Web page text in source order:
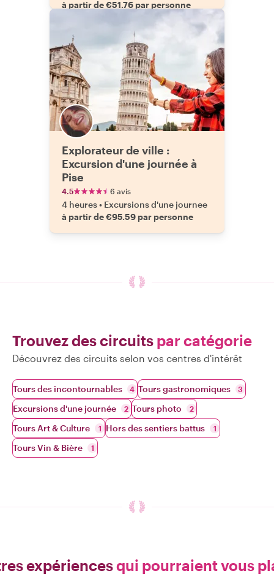
à partir de €51.76 par personne
Explorateur de ville :
Excursion d'une journée à
Pise
4.5 6 avis
4 heures• Excursions d'une journee
à partir de €95.59 par personne
Trouvez des circuits par catégorie
Découvrez des circuits selon vos centres d'intérêt
Tours des incontournables 4 Tours gastronomiques 3
Excursions d'une journée 2 Tours photo 2
Tours Art & Culture 1 Hors des sentiers battus 1
Tours Vin & Bière 1
expériencesqui pourraient vous